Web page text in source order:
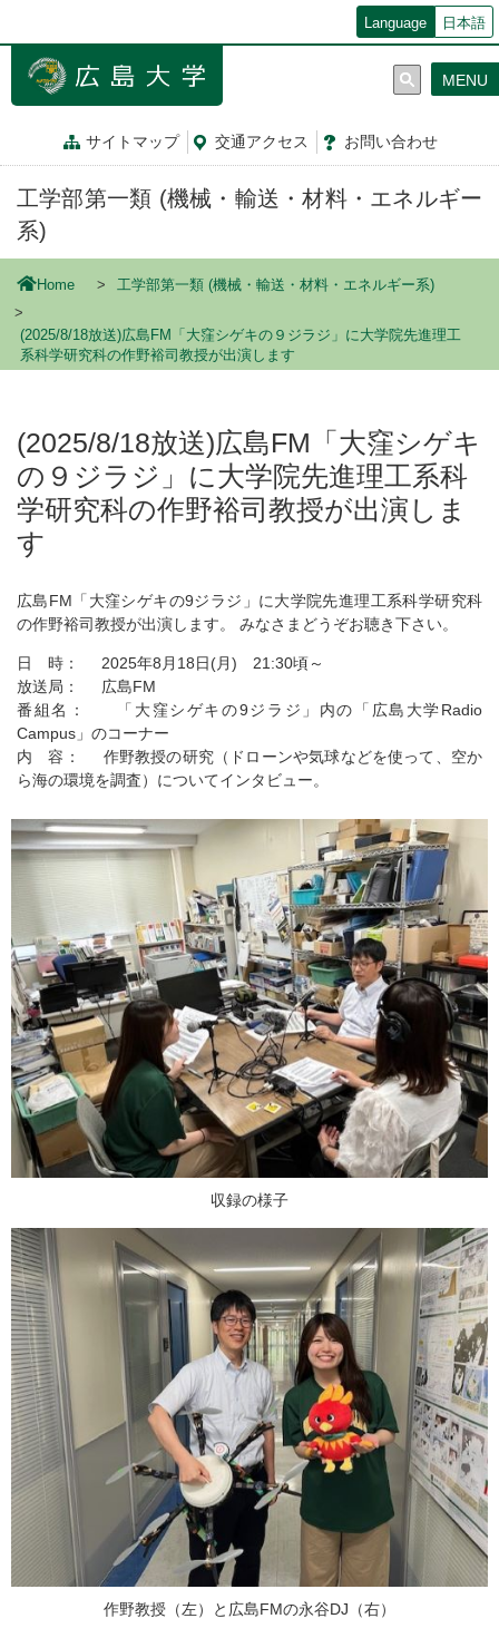
ン
Language 日本語
サイトマップ 交通アクセス お問い合わせ
MENU
工学部第一類 (機械・輸送・材料・エネルギー
系)
Home 工学部第一類 (機械・輸送・材料・エネルギー系)
(2025/8/18放送)広島FM「大窪シゲキの９ジラジ」に大学院先進理工
系科学研究科の作野裕司教授が出演します
(2025/8/18放送)広島FM「大窪シゲキ
の９ジラジ」に大学院先進理工系科
学研究科の作野裕司教授が出演しま
す
広島FM「大窪シゲキの9ジラジ」に大学院先進理工系科学研究科
の作野裕司教授が出演します。 みなさまどうぞお聴き下さい。
日 時： 2025年8月18日(月) 21:30頃～
放送局： 広島FM
番組名： 「大窪シゲキの9ジラジ」内の「広島大学Radio
Campus」のコーナー
内 容： 作野教授の研究（ドローンや気球などを使って、空か
ら海の環境を調査）についてインタビュー。
収録の様子
作野教授（左）と広島FMの永谷DJ（右）